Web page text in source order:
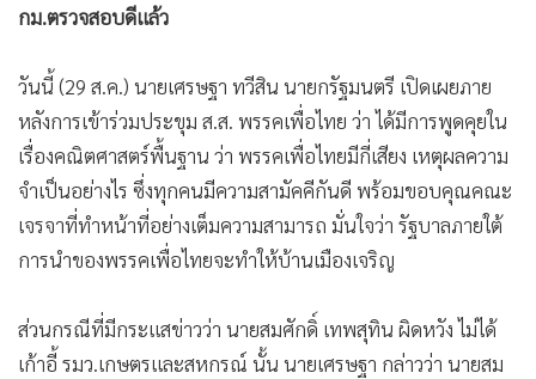
• เศรษฐกิจ-ธุรกิจ
• ชุมชน-คุณภาพชีวิต
• อาชญากรรม
• Motoring
วิทยาศาสตร์
• หุ้น
• อินโดจีน
กม.ตรวจสอบดีแล้ว
วันนี้ (29 ส.ค.) นายเศรษฐา ทวีสิน นายกรัฐมนตรี เปิดเผยภาย
หลังการเข้าร่วมประขุม ส.ส. พรรคเพื่อไทย ว่า ได้มีการพูดคุยใน
เรื่องคณิตศาสตร์พื้นฐาน ว่า พรรคเพื่อไทยมีกี่เสียง เหตุผลความ
จำเป็นอย่างไร ซึ่งทุกคนมีความสามัคคีกันดี พร้อมขอบคุณคณะ
เจรจาที่ทำหน้าที่อย่างเต็มความสามารถ มั่นใจว่า รัฐบาลภายใต้
การนำของพรรคเพื่อไทยจะทำให้บ้านเมืองเจริญ
ส่วนกรณีที่มีกระแสข่าวว่า นายสมศักดิ์ เทพสุทิน ผิดหวัง ไม่ได้
เก้าอี้ รมว.เกษตรและสหกรณ์ นั้น นายเศรษฐา กล่าวว่า นายสม